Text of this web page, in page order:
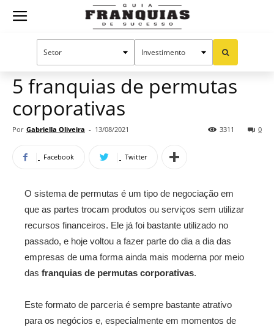
Guia
Oportunidades e tendências
5 franquias de permutas
corporativas
Por Gabriella Oliveira - 13/08/2021 0
3311
Facebook Twitter
O sistema de permutas é um tipo de negociação em
que as partes trocam produtos ou serviços sem utilizar
recursos financeiros. Ele já foi bastante utilizado no
passado, e hoje voltou a fazer parte do dia a dia das
empresas de uma forma ainda mais moderna por meio
das franquias de permutas corporativas.
Este formato de parceria é sempre bastante atrativo
para os negócios e, especialmente em momentos de